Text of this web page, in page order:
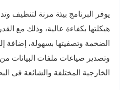
يوفر البرنامج بيئة مرنة لتنظيف
هيكلتها بكفاءة عالية، وذلك مع
الضخمة وتصفيتها بسهولة، إضافة
وتصدير صياغات ملفات البيانات
الخارجية المختلفة والشائعة في